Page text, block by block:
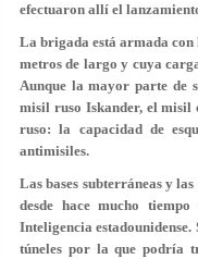
efectuaron allí el
La brigada está armada con
metros de largo y cuya
Aunque la mayor parte de
misil ruso Iskander, el misil
ruso: la capacidad de
antimisiles.
Las bases subterráneas y
desde hace mucho
Inteligencia estadounidense.
túneles por la que podría